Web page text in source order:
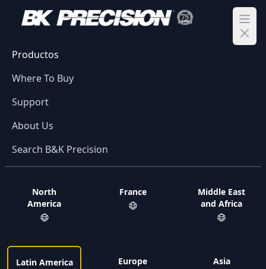
Productos
Where To Buy
Support
About Us
Search B&K Precision
North
America
Latin America
France
Europe
Middle East
and Africa
Asia